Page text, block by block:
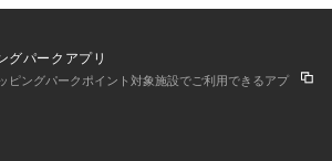
ーす LA ロゴ 迷彩 迷彩柄 カーキー 折り
グパークアプリ
ピングパークポイント対象施設でご利用できるアプ